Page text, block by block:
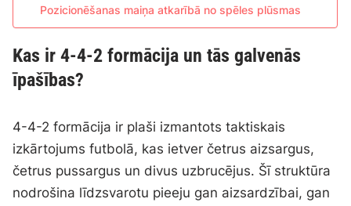
Pozicionēšanas maiņa atkarībā no spēles plūsmas
Kas ir 4-4-2 formācija un tās galvenās
īpašības?
4-4-2 formācija ir plaši izmantots taktiskais
izkārtojums futbolā, kas ietver četrus aizsargus,
četrus pussargus un divus uzbrucējus. Šī struktūra
nodrošina līdzsvarotu pieeju gan aizsardzībai, gan